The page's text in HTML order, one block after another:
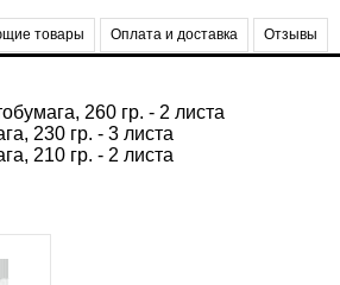
товары Оплата и доставка Отзывы
260 гр. - 2 листа
230 гр. - 3 листа
210 гр. - 2 листа